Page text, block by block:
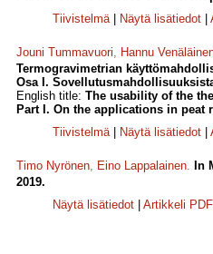
Tiivistelmä| Näytä lisätiedot
Jouni Tummavuori, Hannu
Termogravimetrian
Osa I.
English title: The usability of the
Part I. On the applications in peat
Tiivistelmä| Näytä lisätiedot
Timo Nyrönen, Eino Lappalainen. In
2019.
Näytä lisätiedot
Artikkeli